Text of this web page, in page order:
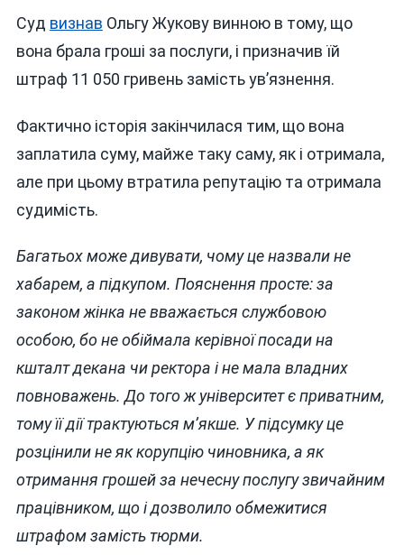
Суд визнав Ольгу Жукову винною в тому, що
вона брала гроші за послуги, і призначив їй
штраф 11 050 гривень замість ув’язнення.
Фактично історія закінчилася тим, що вона
заплатила суму, майже таку саму, як і отримала,
але при цьому втратила репутацію та отримала
судимість.
Багатьох може дивувати, чому це назвали не
хабарем, а підкупом. Пояснення просте: за
законом жінка не вважається службовою
особою, бо не обіймала керівної посади на
кшталт декана чи ректора і не мала владних
повноважень. До того ж університет є приватним,
тому її дії трактуються м’якше. У підсумку це
розцінили не як корупцію чиновника, а як
отримання грошей за нечесну послугу звичайним
працівником, що і дозволило обмежитися
штрафом замість тюрми.